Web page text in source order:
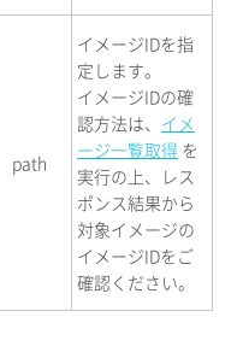
path
イメージIDを指
定します。
イメージIDの確
認方法は、 イメ
ージ一覧取得 を
実行の上、レス
ポンス結果から
対象イメージの
イメージIDをご
確認ください。